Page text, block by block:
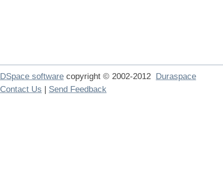
DSpace software copyright © 2002-2012 Duraspace
Contact Us | Send Feedback